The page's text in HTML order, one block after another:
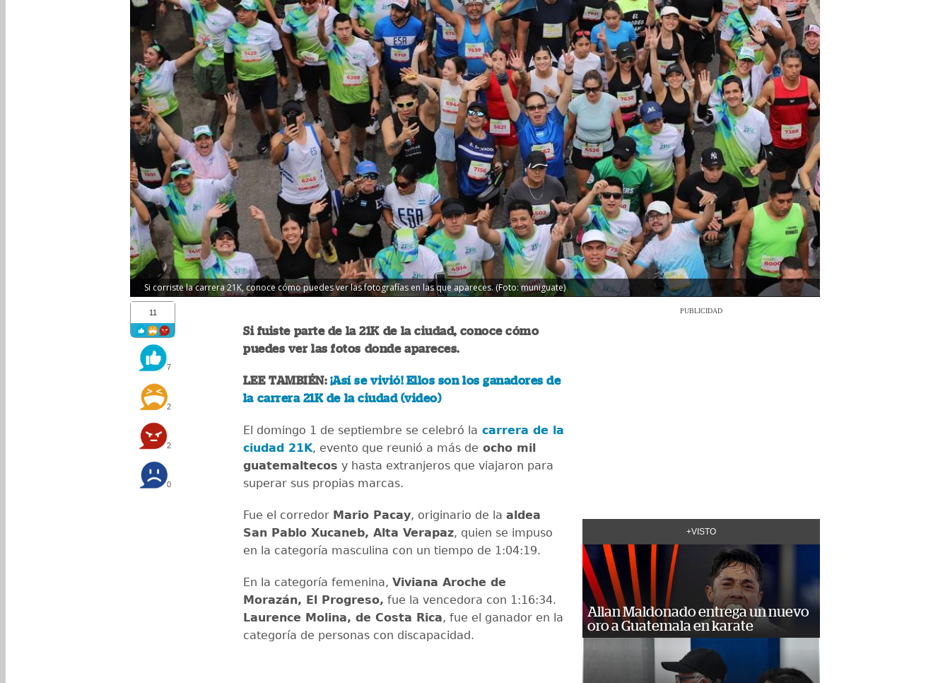
Si corriste la carrera 21K, conoce cómo puedes ver las fotografías en las que apareces. (Foto: muniguate)
11
7
2
2
0
Si fuiste parte de la 21K de la ciudad, conoce cómo
puedes ver las fotos donde apareces.
LEE TAMBIÉN: ¡Así se vivió! Ellos son los ganadores de
la carrera 21K de la ciudad (video)
El domingo 1 de septiembre se celebró la carrera de la
ciudad 21K, evento que reunió a más de ocho mil
guatemaltecos y hasta extranjeros que viajaron para
superar sus propias marcas.
Fue el corredor Mario Pacay, originario de la aldea
San Pablo Xucaneb, Alta Verapaz, quien se impuso
en la categoría masculina con un tiempo de 1:04:19.
En la categoría femenina, Viviana Aroche de
Morazán, El Progreso, fue la vencedora con 1:16:34.
Laurence Molina, de Costa Rica, fue el ganador en la
categoría de personas con discapacidad.
PUBLICIDAD
+VISTO
Allan Maldonado entrega un nuevo
oro a Guatemala en karate